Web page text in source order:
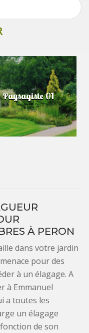
Paysagiste 01
À PERON
dans votre jardin
pour des
à un élagage. A
à Emmanuel
a toutes les
un élagage
de son